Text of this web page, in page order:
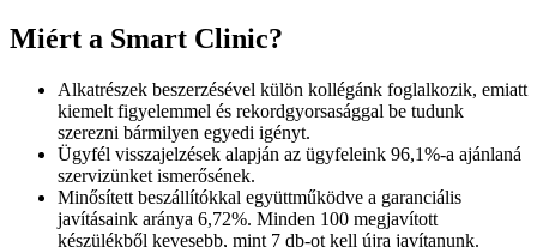
Miért a Smart Clinic?
Alkatrészek beszerzésével külön kollégánk foglalkozik, emiatt
kiemelt figyelemmel és rekordgyorsasággal be tudunk
szerezni bármilyen egyedi igényt.
Ügyfél visszajelzések alapján az ügyfeleink 96,1%-a ajánlaná
szervizünket ismerősének.
Minősített beszállítókkal együttműködve a garanciális
javításaink aránya 6,72%. Minden 100 megjavított
készülékből kevesebb, mint 7 db-ot kell újra javítanunk.